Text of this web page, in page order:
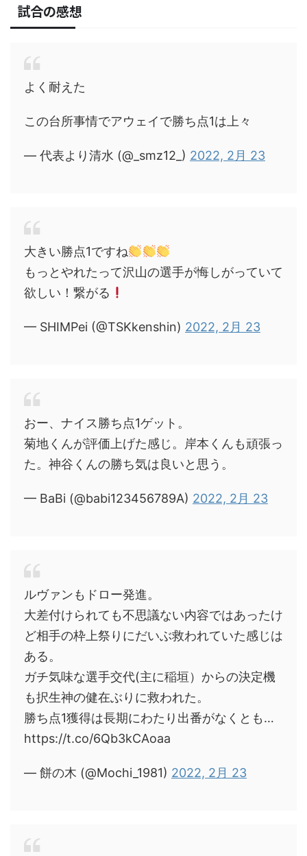
試合の感想
よく耐えた
この台所事情でアウェイで勝ち点1は上々
— 代表より清水 (@_smz12_) 2022, 2月 23
大きい勝点1ですね
もっとやれたって沢山の選手が悔しがっていて
欲しい！繋がる
— SHIMPei (@TSKkenshin) 2022, 2月 23
おー、ナイス勝ち点1ゲット。
菊地くんが評価上げた感じ。岸本くんも頑張っ
た。神谷くんの勝ち気は良いと思う。
— BaBi (@babi123456789A) 2022, 2月 23
ルヴァンもドロー発進。
大差付けられても不思議ない内容ではあったけ
ど相手の枠上祭りにだいぶ救われていた感じは
ある。
ガチ気味な選手交代(主に稲垣）からの決定機
も択生神の健在ぶりに救われた。
勝ち点1獲得は長期にわたり出番がなくとも…
https://t.co/6Qb3kCAoaa
— 餅の木 (@Mochi_1981) 2022, 2月 23